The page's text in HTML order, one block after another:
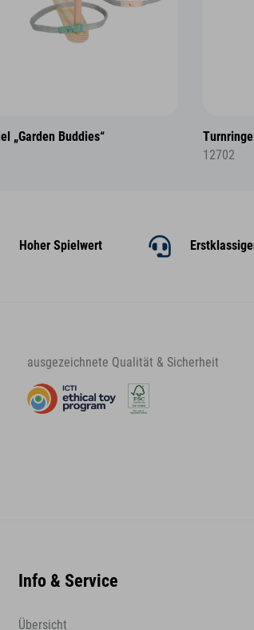
„Garden Buddies“
12702
Hoher Spielwert
ausgezeichnete Qualität & Sicherheit
Info & Service
Übersicht